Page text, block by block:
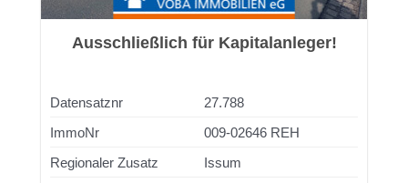
Ausschließlich für Kapitalanleger!
Datensatznr
27.788
ImmoNr
009-02646 REH
Regionaler Zusatz
Issum